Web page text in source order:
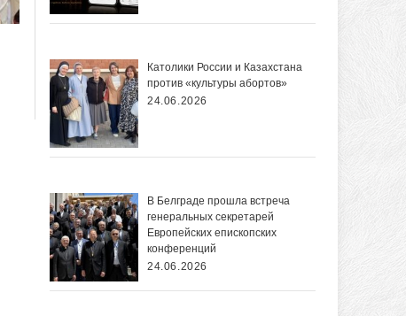
Католики России и Казахстана
против «культуры абортов»
24.06.2026
В Белграде прошла встреча
генеральных секретарей
Европейских епископских
конференций
24.06.2026